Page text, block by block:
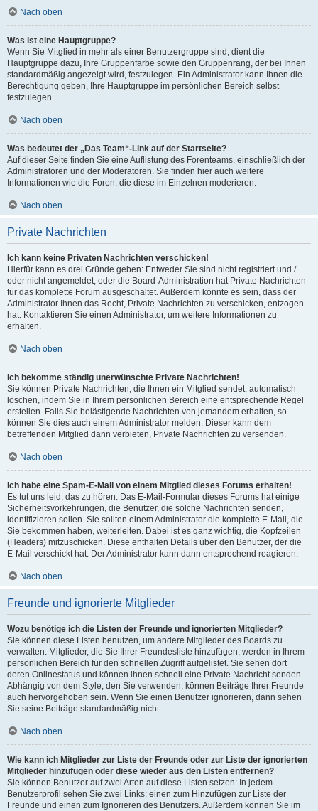
Nach oben
Was ist eine Hauptgruppe?
Wenn Sie Mitglied in mehr als einer Benutzergruppe sind, dient die
Hauptgruppe dazu, Ihre Gruppenfarbe sowie den Gruppenrang, der bei Ihnen
standardmäßig angezeigt wird, festzulegen. Ein Administrator kann Ihnen die
Berechtigung geben, Ihre Hauptgruppe im persönlichen Bereich selbst
festzulegen.
Nach oben
Was bedeutet der „Das Team“-Link auf der Startseite?
Auf dieser Seite finden Sie eine Auflistung des Forenteams, einschließlich der
Administratoren und der Moderatoren. Sie finden hier auch weitere
Informationen wie die Foren, die diese im Einzelnen moderieren.
Nach oben
Private Nachrichten
Ich kann keine Privaten Nachrichten verschicken!
Hierfür kann es drei Gründe geben: Entweder Sie sind nicht registriert und /
oder nicht angemeldet, oder die Board-Administration hat Private Nachrichten
für das komplette Forum ausgeschaltet. Außerdem könnte es sein, dass der
Administrator Ihnen das Recht, Private Nachrichten zu verschicken, entzogen
hat. Kontaktieren Sie einen Administrator, um weitere Informationen zu
erhalten.
Nach oben
Ich bekomme ständig unerwünschte Private Nachrichten!
Sie können Private Nachrichten, die Ihnen ein Mitglied sendet, automatisch
löschen, indem Sie in Ihrem persönlichen Bereich eine entsprechende Regel
erstellen. Falls Sie belästigende Nachrichten von jemandem erhalten, so
können Sie dies auch einem Administrator melden. Dieser kann dem
betreffenden Mitglied dann verbieten, Private Nachrichten zu versenden.
Nach oben
Ich habe eine Spam-E-Mail von einem Mitglied dieses Forums erhalten!
Es tut uns leid, das zu hören. Das E-Mail-Formular dieses Forums hat einige
Sicherheitsvorkehrungen, die Benutzer, die solche Nachrichten senden,
identifizieren sollen. Sie sollten einem Administrator die komplette E-Mail, die
Sie bekommen haben, weiterleiten. Dabei ist es ganz wichtig, die Kopfzeilen
(Headers) mitzuschicken. Diese enthalten Details über den Benutzer, der die
E-Mail verschickt hat. Der Administrator kann dann entsprechend reagieren.
Nach oben
Freunde und ignorierte Mitglieder
Wozu benötige ich die Listen der Freunde und ignorierten Mitglieder?
Sie können diese Listen benutzen, um andere Mitglieder des Boards zu
verwalten. Mitglieder, die Sie Ihrer Freundesliste hinzufügen, werden in Ihrem
persönlichen Bereich für den schnellen Zugriff aufgelistet. Sie sehen dort
deren Onlinestatus und können ihnen schnell eine Private Nachricht senden.
Abhängig von dem Style, den Sie verwenden, können Beiträge Ihrer Freunde
auch hervorgehoben sein. Wenn Sie einen Benutzer ignorieren, dann sehen
Sie seine Beiträge standardmäßig nicht.
Nach oben
Wie kann ich Mitglieder zur Liste der Freunde oder zur Liste der ignorierten
Mitglieder hinzufügen oder diese wieder aus den Listen entfernen?
Sie können Benutzer auf zwei Arten auf diese Listen setzen: In jedem
Benutzerprofil sehen Sie zwei Links: einen zum Hinzufügen zur Liste der
Freunde und einen zum Ignorieren des Benutzers. Außerdem können Sie im